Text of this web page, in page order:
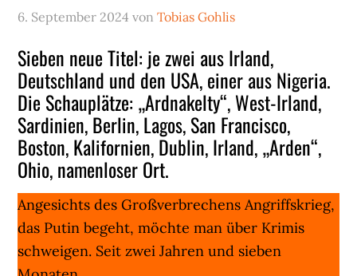
6. September 2024 vonTobias Gohlis
Sieben neue Titel: je zwei aus Irland,
Deutschland und den USA, einer aus Nigeria.
Die Schauplätze: „Ardnakelty“, West-Irland,
Sardinien, Berlin, Lagos, San Francisco,
Boston, Kalifornien, Dublin, Irland, „Arden“,
Ohio, namenloser Ort.
Angesichts des Großverbrechens Angriffskrieg,
das Putin begeht, möchte man über Krimis
schweigen. Seit zwei Jahren und sieben